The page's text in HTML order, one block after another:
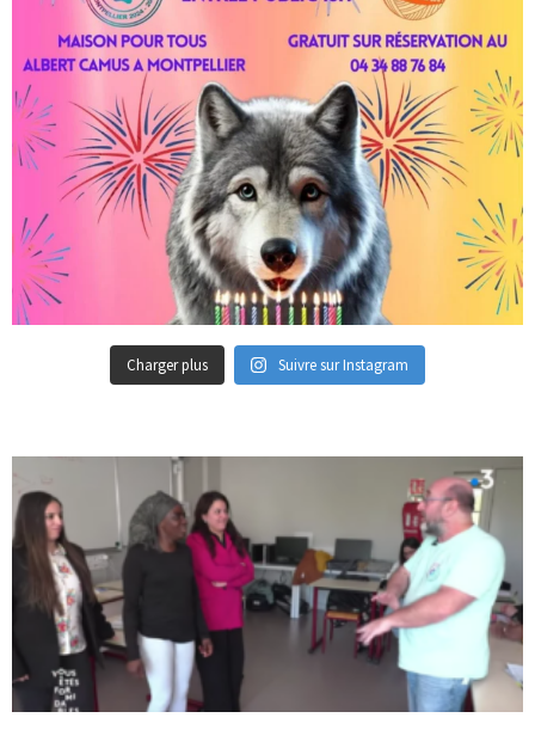
Charger plus Suivre sur Instagram